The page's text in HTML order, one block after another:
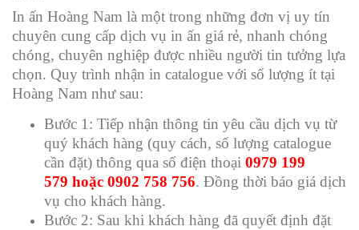
In ấn Hoàng Nam là một trong những đơn vị uy tín
chuyên cung cấp dịch vụ in ấn giá rẻ, nhanh chóng
chóng, chuyên nghiệp được nhiều người tin tưởng lựa
chọn. Quy trình nhận in catalogue với số lượng ít tại
Hoàng Nam như sau:
Bước 1: Tiếp nhận thông tin yêu cầu dịch vụ từ
quý khách hàng (quy cách, số lượng catalogue
cần đặt) thông qua số điện thoại 0979 199
579 hoặc 0902 758 756. Đồng thời báo giá dịch
vụ cho khách hàng.
Bước 2: Sau khi khách hàng đã quyết định đặt